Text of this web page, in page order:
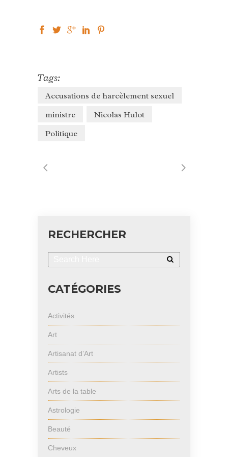
Tags:
Accusations de harcèlement sexuel
ministre
Nicolas Hulot
Politique
RECHERCHER
CATÉGORIES
Activités
Art
Artisanat d’Art
Artists
Arts de la table
Astrologie
Beauté
Cheveux